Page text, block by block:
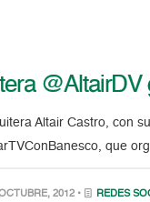
Altair Castro, con
que
2012 • REDES